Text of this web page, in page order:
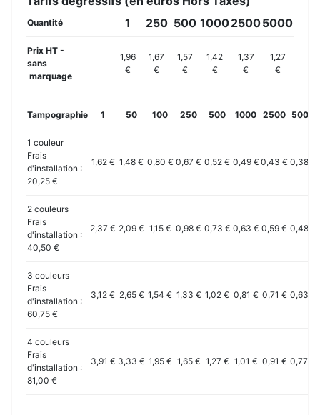
Quantité 1 250 500 100025005000
Prix HT -
sans
marquage
1,96
€
1,67
€
1,57
€
1,42
€
1,37
€
1,27
€
Tampographie 1 50 100 250 500 1000 2500 5000
1 couleur
Frais
d'installation :
20,25 €
1,62 € 1,48 € 0,80 € 0,67 € 0,52 € 0,49 € 0,43 € 0,38 €
2 couleurs
Frais
d'installation :
40,50 €
2,37 € 2,09 € 1,15 € 0,98 € 0,73 € 0,63 € 0,59 € 0,48 €
3 couleurs
Frais
d'installation :
60,75 €
3,12 € 2,65 € 1,54 € 1,33 € 1,02 € 0,81 € 0,71 € 0,63 €
4 couleurs
Frais
d'installation :
81,00 €
3,91 € 3,33 € 1,95 € 1,65 € 1,27 € 1,01 € 0,91 € 0,77 €